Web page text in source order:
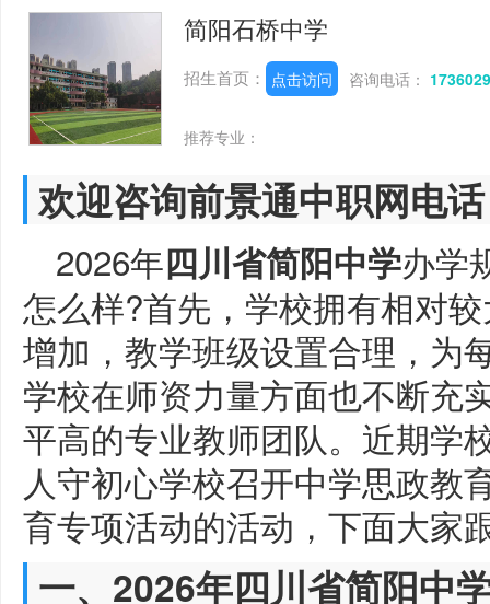
简阳石桥中学
招生首页： 点击访问 咨询电话：
推荐专业：
欢迎咨询前景通中职网电
2026年四川省简阳中学办学
怎么样?首先，学校拥有相对
增加，教学班级设置合理，为
学校在师资力量方面也不断充
平高的专业教师团队。近期学
人守初心学校召开中学思政教
育专项活动的活动，下面大家
一、2026年四川省简阳中